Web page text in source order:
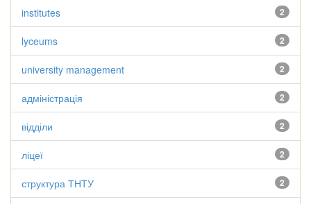
2
institutes
2
lyceums
2
university management
2
адміністрація
2
відділи
2
ліцеї
2
структура ТНТУ